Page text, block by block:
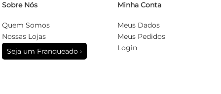
Sobre Nós
Quem Somos
Nossas Lojas
Seja um Franqueado ›
Minha Conta
Meus Dados
Meus Pedidos
Login